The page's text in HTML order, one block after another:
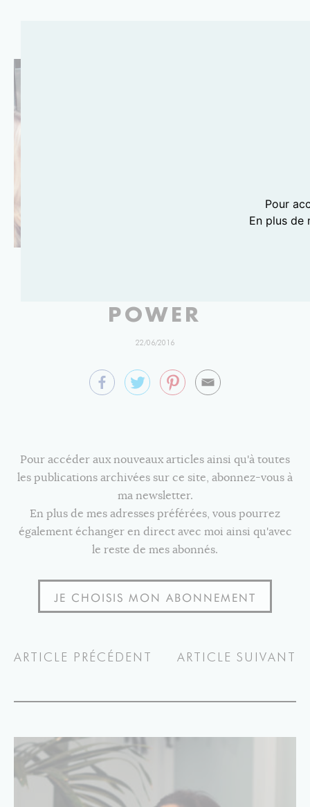
POWER
22/06/2016
Pour accéder aux nouveaux articles ainsi qu'à toutes
les publications archivées sur ce site, abonnez-vous à
ma newsletter.
En plus de mes adresses préférées, vous pourrez
également échanger en direct avec moi ainsi qu'avec
le reste de mes abonnés.
JE CHOISIS MON ABONNEMENT
Pour
En plus de
ARTICLE PRÉCÉDENT ARTICLE SUIVANT